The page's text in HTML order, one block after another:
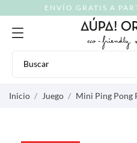
ENVÍO GRATIS A
Inicio Juego Mini Ping Pong